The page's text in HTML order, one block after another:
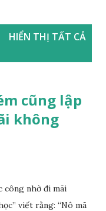
HIỂN THỊ TẤT CẢ
cũng lập
không
công nhờ đi mãi
viết rằng: “Nô mã